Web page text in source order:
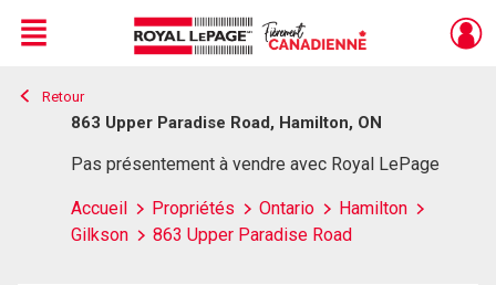
Live
En Direct
Menu
Retour
863 Upper Paradise Road, Hamilton, ON
Pas présentement à vendre avec Royal LePage
Accueil Propriétés Ontario
Hamilton
Gilkson
863 Upper Paradise Road